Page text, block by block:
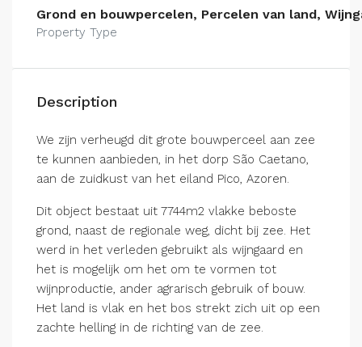
Grond en bouwpercelen, Percelen van land,
Property Type
Description
We zijn verheugd dit grote bouwperceel aan zee
te kunnen aanbieden, in het dorp São Caetano,
aan de zuidkust van het eiland Pico, Azoren.
Dit object bestaat uit 7744m2 vlakke beboste
grond, naast de regionale weg, dicht bij zee. Het
werd in het verleden gebruikt als wijngaard en
het is mogelijk om het om te vormen tot
wijnproductie, ander agrarisch gebruik of bouw.
Het land is vlak en het bos strekt zich uit op een
zachte helling in de richting van de zee.